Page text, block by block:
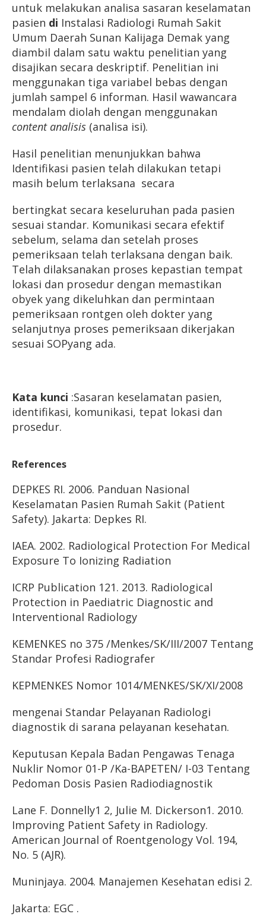
untuk melakukan analisa sasaran keselamatan
pasien di Instalasi Radiologi Rumah Sakit
Umum Daerah Sunan Kalijaga Demak yang
diambil dalam satu waktu penelitian yang
disajikan secara deskriptif. Penelitian ini
menggunakan tiga variabel bebas dengan
jumlah sampel 6 informan. Hasil wawancara
mendalam diolah dengan menggunakan
content analisis (analisa isi).
Hasil penelitian menunjukkan bahwa
Identifikasi pasien telah dilakukan tetapi
masih belum terlaksana secara
bertingkat secara keseluruhan pada pasien
sesuai standar. Komunikasi secara efektif
sebelum, selama dan setelah proses
pemeriksaan telah terlaksana dengan baik.
Telah dilaksanakan proses kepastian tempat
lokasi dan prosedur dengan memastikan
obyek yang dikeluhkan dan permintaan
pemeriksaan rontgen oleh dokter yang
selanjutnya proses pemeriksaan dikerjakan
sesuai SOPyang ada.
Kata kunci :Sasaran keselamatan pasien,
identifikasi, komunikasi, tepat lokasi dan
prosedur.
References
DEPKES RI. 2006. Panduan Nasional
Keselamatan Pasien Rumah Sakit (Patient
Safety). Jakarta: Depkes RI.
IAEA. 2002. Radiological Protection For Medical
Exposure To Ionizing Radiation
ICRP Publication 121. 2013. Radiological
Protection in Paediatric Diagnostic and
Interventional Radiology
KEMENKES no 375 /Menkes/SK/III/2007 Tentang
Standar Profesi Radiografer
KEPMENKES Nomor 1014/MENKES/SK/XI/2008
mengenai Standar Pelayanan Radiologi
diagnostik di sarana pelayanan kesehatan.
Keputusan Kepala Badan Pengawas Tenaga
Nuklir Nomor 01-P /Ka-BAPETEN/ I-03 Tentang
Pedoman Dosis Pasien Radiodiagnostik
Lane F. Donnelly1 2, Julie M. Dickerson1. 2010.
Improving Patient Safety in Radiology.
American Journal of Roentgenology Vol. 194,
No. 5 (AJR).
Muninjaya. 2004. Manajemen Kesehatan edisi 2.
Jakarta: EGC .